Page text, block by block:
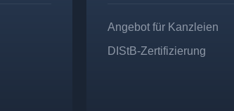
Angebot für Kanzleien
DIStB-Zertifizierung